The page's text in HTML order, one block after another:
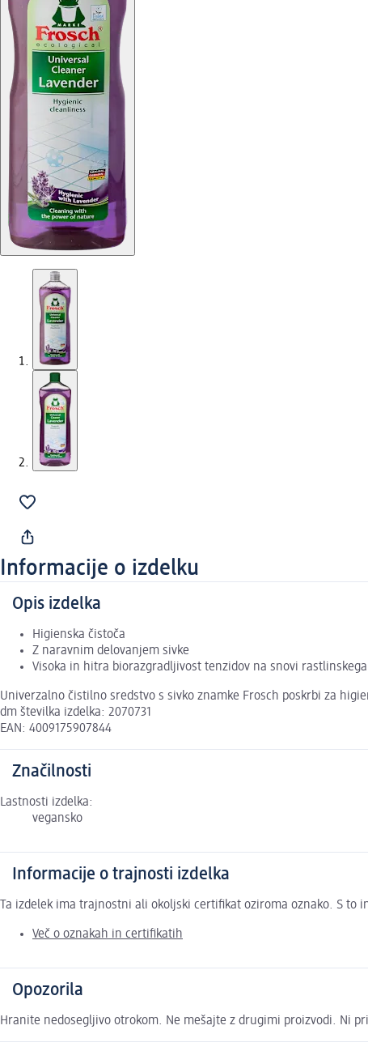
Informacije o izdelku
Opis izdelka
Higienska čistoča
Z naravnim delovanjem sivke
Visoka in hitra biorazgradljivost tenzidov na snovi
Univerzalno čistilno sredstvo s sivko znamke Frosch poskrbi za
dm številka izdelka: 2070731
EAN: 4009175907844
Značilnosti
Lastnosti izdelka:
vegansko
Informacije o trajnosti izdelka
Ta izdelek ima trajnostni ali okoljski certifikat oziroma oznako. S
Več o oznakah in certifikatih
Opozorila
Hranite nedosegljivo otrokom. Ne mešajte z drugimi proizvodi. Ni